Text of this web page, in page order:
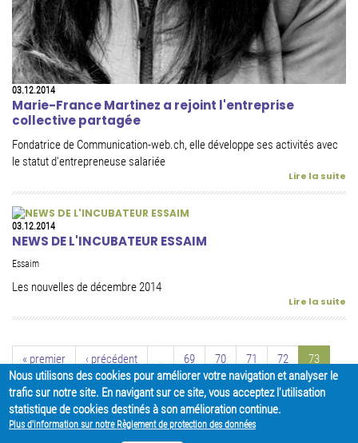
03.12.2014
Marie-France Martinez a rejoint l'entreprise
collective partagée
Fondatrice de Communication-web.ch, elle développe ses activités avec
le statut d'entrepreneuse salariée
Lire la suite
03.12.2014
NEWS DE L'INCUBATEUR ESSAIM
Essaim
Les nouvelles de décembre 2014
Lire la suite
« premier ‹ précédent … 69 70 71 72
73
74
75 76 77 … suivant › dernier »
Nous utilisons des cookies pour améliorer votre navigation et analyser le
trafic sur notre site. En navigant sur ce site, vous acceptez l'utilisation
statistique de cookies destinés à son amélioration continue.
Plus d'information sur notre Règlement de protection des données